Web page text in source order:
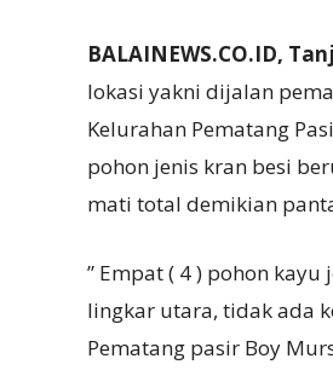
BALAINEWS.CO.ID,
lokasi yakni dijalan
Kelurahan Pematang
pohon jenis kran besi
mati total demikian
” Empat ( 4 ) pohon
lingkar utara, tidak ada
Pematang pasir Boy